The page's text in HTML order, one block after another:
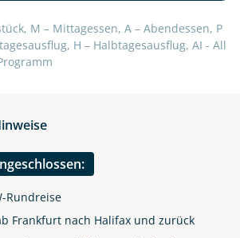
M – Mittagessen, A – Abendessen, P
H – Halbtagesausflug, AI - All
Rundreise
Frankfurt nach Halifax und zurück